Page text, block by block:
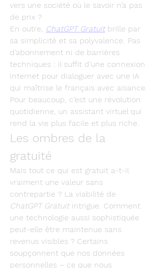
vers une société où le savoir n’a pas
de prix ?
En outre, ChatGPT Gratuit brille par
sa simplicité et sa polyvalence. Pas
d’abonnement ni de barrières
techniques : il suffit d’une connexion
internet pour dialoguer avec une IA
qui maîtrise le français avec aisance.
Pour beaucoup, c’est une révolution
quotidienne, un assistant virtuel qui
rend la vie plus facile et plus riche.
Les ombres de la
gratuité
Mais tout ce qui est gratuit a-t-il
vraiment une valeur sans
ChatGPT Gratuit intrigue. Comment
une technologie aussi sophistiquée
peut-elle être maintenue sans
revenus visibles ? Certains
soupçonnent que nos données
personnelles – ce que nous